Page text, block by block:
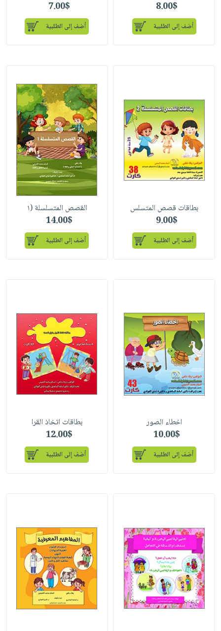
8.00$
أضف إلى الطلبية
7.00$
أضف إلى الطلبية
بطاقات قصص المتسلس
9.00$
أضف إلى الطلبية
القصص المتسلسلة (۱
14.00$
أضف إلى الطلبية
اخطاء الصور
10.00$
أضف إلى الطلبية
بطاقات اتخاذ القرا
12.00$
أضف إلى الطلبية